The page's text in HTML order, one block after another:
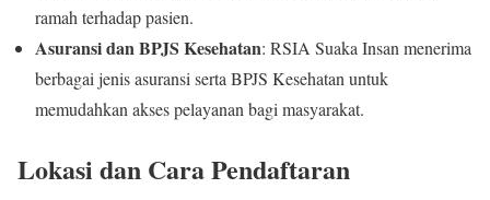
ramah terhadap pasien.
Asuransi dan BPJS Kesehatan: RSIA Suaka Insan menerima
berbagai jenis asuransi serta BPJS Kesehatan untuk
memudahkan akses pelayanan bagi masyarakat.
Lokasi dan Cara Pendaftaran